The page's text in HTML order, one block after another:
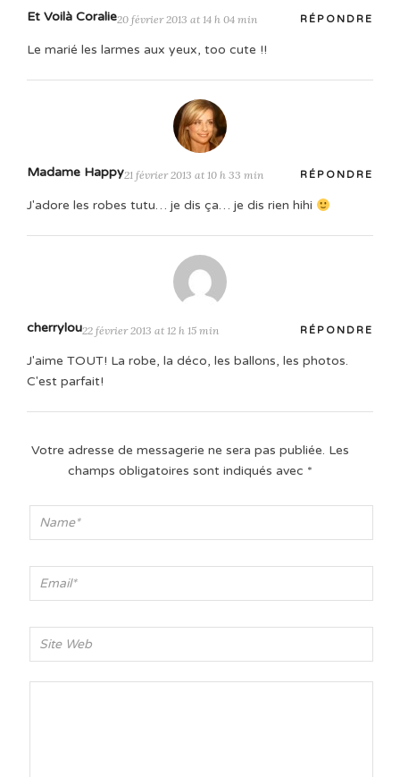
Et Voilà Coralie20 février 2013 at 14 h 04 min RÉPONDRE
Le marié les larmes aux yeux, too cute !!
Madame Happy21 février 2013 at 10 h 33 min RÉPONDRE
J'adore les robes tutu… je dis ça… je dis rien hihi
cherrylou22 février 2013 at 12 h 15 min RÉPONDRE
J'aime TOUT! La robe, la déco, les ballons, les photos.
C'est parfait!
Votre adresse de messagerie ne sera pas publiée. Les
champs obligatoires sont indiqués avec *